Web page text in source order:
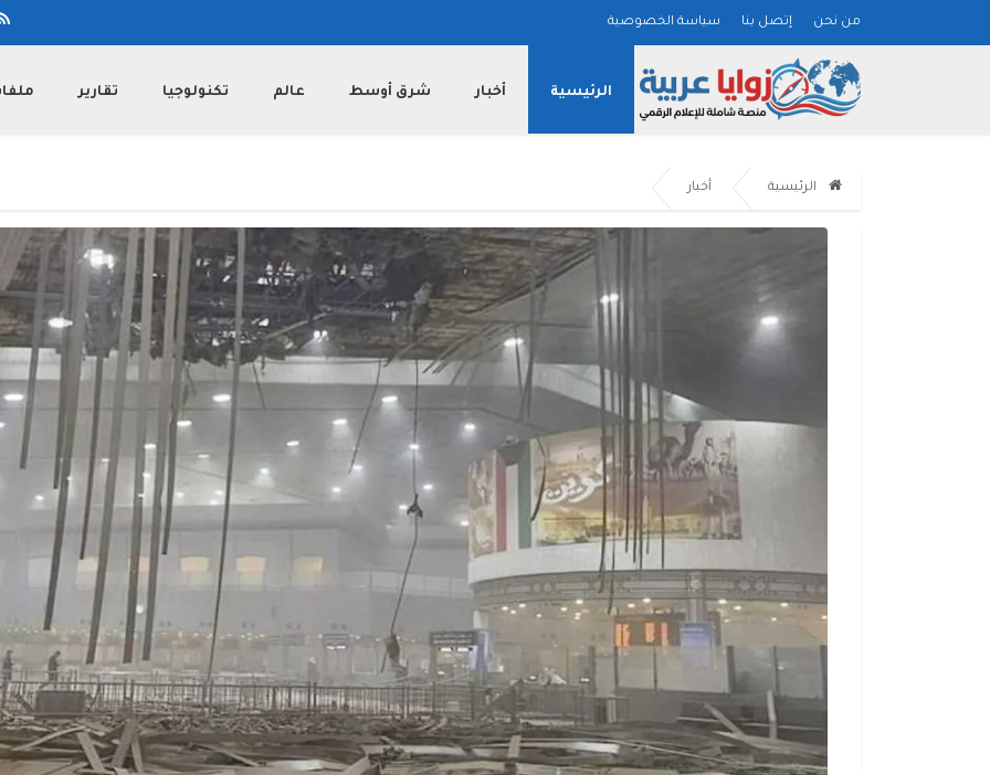
من نحن إتصل بنا سياسة الخصوصية
الرئيسية أخبار شرق أوسط عالم تكنولوجيا تقارير
الرئيسية أخبار